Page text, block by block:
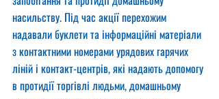
насильству. Під час акції перехожим
надавали буклети та інформаційні матеріали
з контактними номерами урядових гарячих
ліній і контакт-центрів, які надають допомогу
в протидії торгівлі людьми, домашньому